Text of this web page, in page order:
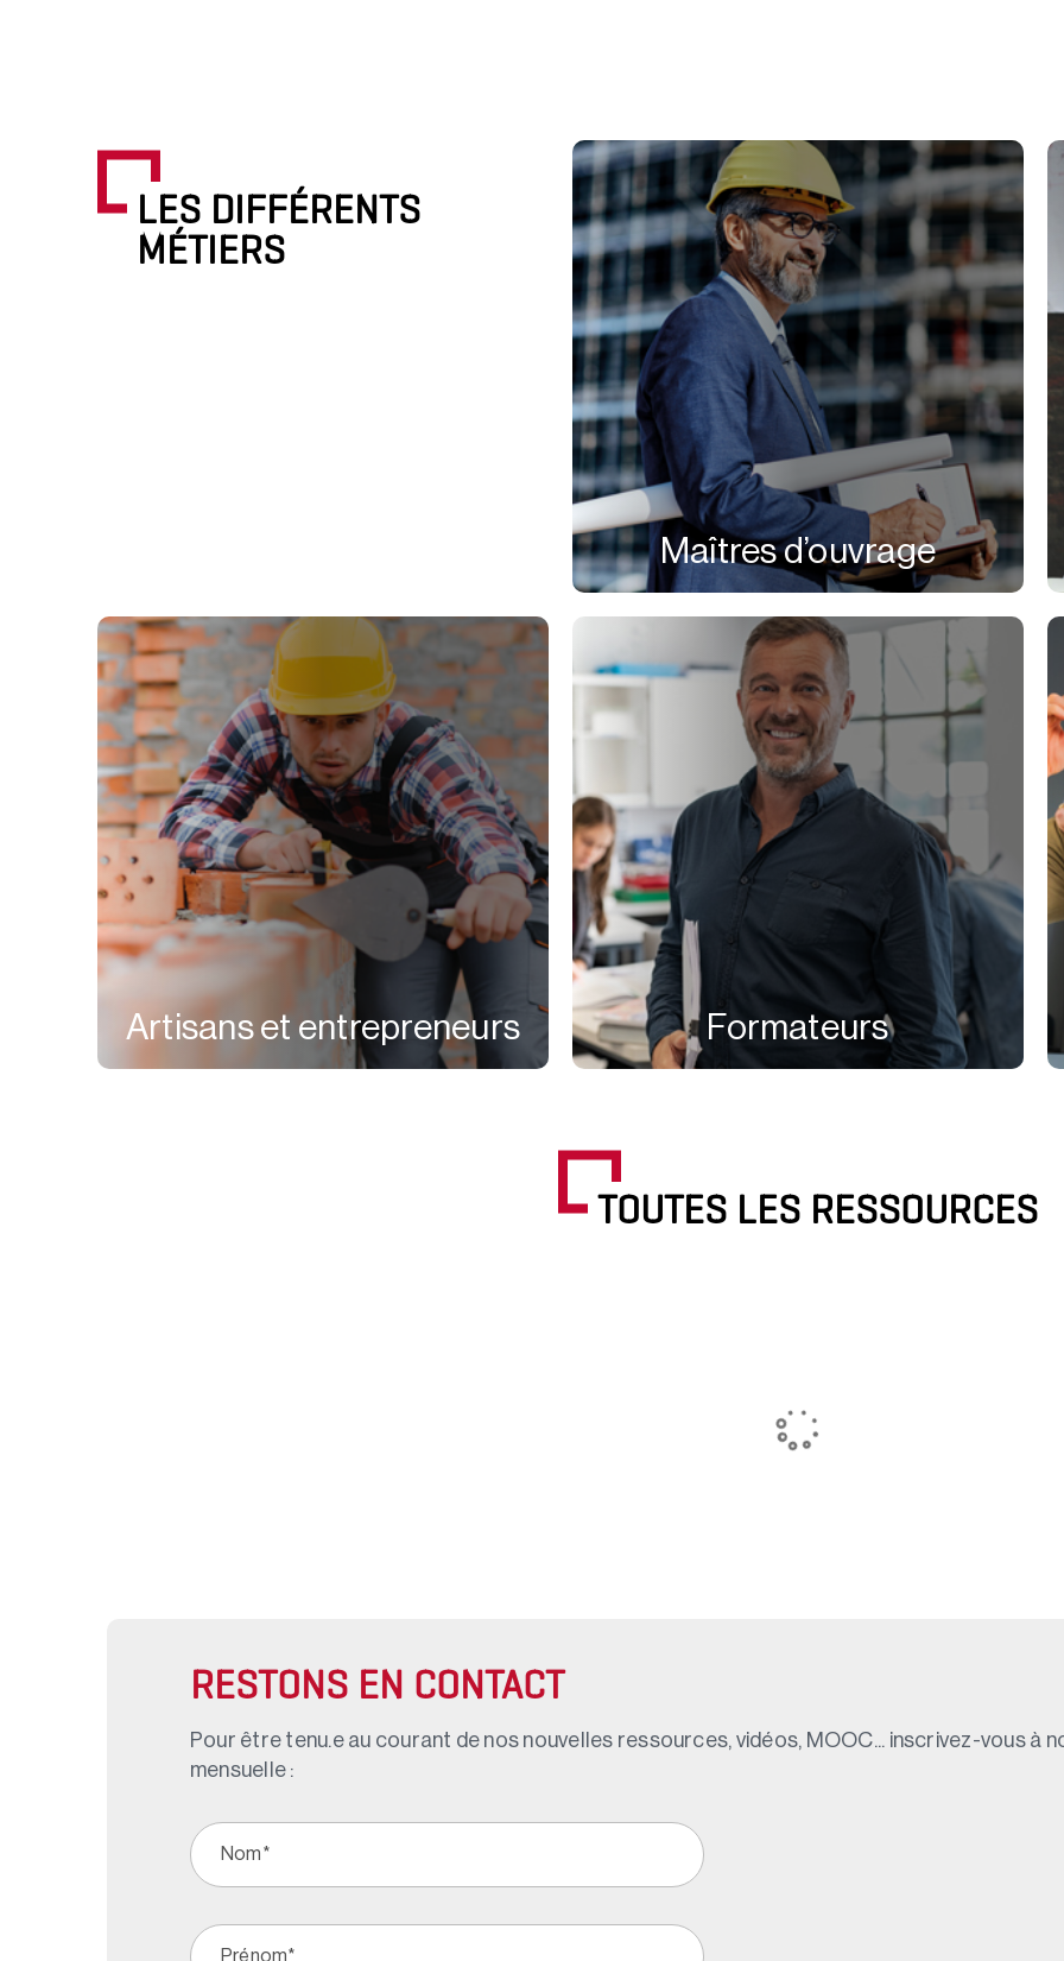
LES DIFFÉRENTS
MÉTIERS
Maîtres d’ouvrage
Artisans et entrepreneurs Formateurs
TOUTES LES RESSOURCES
RESTONS EN CONTACT
Pour être tenu.e au courant de nos nouvelles ressources, vidéos, MOOC... inscrivez-vous à
mensuelle :